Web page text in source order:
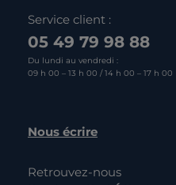
Service client :
05 49 79 98 88
Du lundi au vendredi :
09 h 00 – 13 h 00 / 14 h 00 – 17 h 00
Nous écrire
Retrouvez-nous